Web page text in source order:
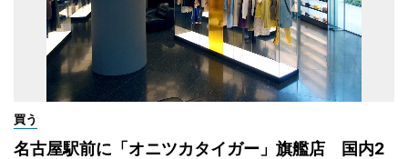
買う
名古屋駅前に「オニツカタイガー」旗艦店 国内2